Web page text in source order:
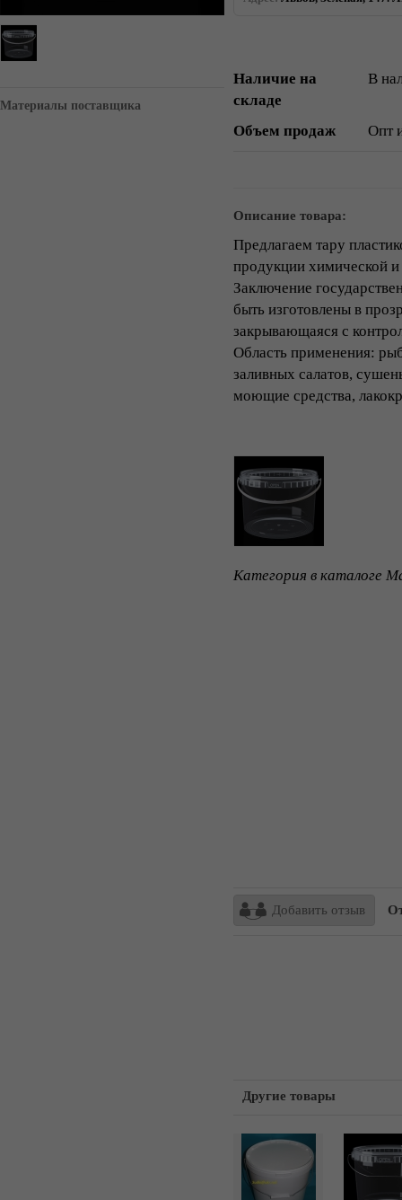
Материалы поставщика
Наличие на
складе
В
Объем продаж Опт
Описание товара:
Предлагаем тару
продукции химической
Заключение
быть изготовлены в
закрывающаяся с
Область применения:
заливных салатов,
моющие средства,
Категория в каталоге
Добавить отзыв
Другие товары